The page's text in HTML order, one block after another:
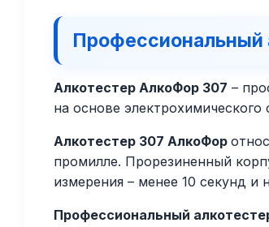
Профессиональный
Алкотестер АлкоФор 307 –
на основе
Алкотестер 307 АлкоФор
промилле. Прорезиненный
измерения – менее 10 секунд и
Профессиональный